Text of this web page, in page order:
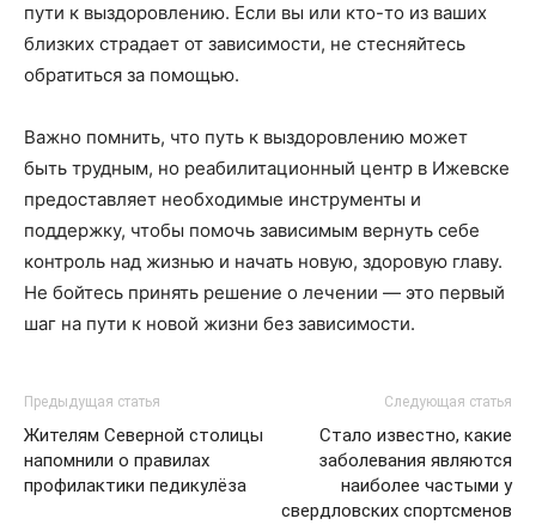
пути к выздоровлению. Если вы или кто-то из ваших
близких страдает от зависимости, не стесняйтесь
обратиться за помощью.
Важно помнить, что путь к выздоровлению может
быть трудным, но реабилитационный центр в Ижевске
предоставляет необходимые инструменты и
поддержку, чтобы помочь зависимым вернуть себе
контроль над жизнью и начать новую, здоровую главу.
Не бойтесь принять решение о лечении — это первый
шаг на пути к новой жизни без зависимости.
Предыдущая статья
Жителям Северной столицы
напомнили о правилах
профилактики педикулёза
Следующая статья
Стало известно, какие
заболевания являются
наиболее частыми у
свердловских спортсменов